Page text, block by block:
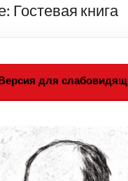
Гостевая книга
для